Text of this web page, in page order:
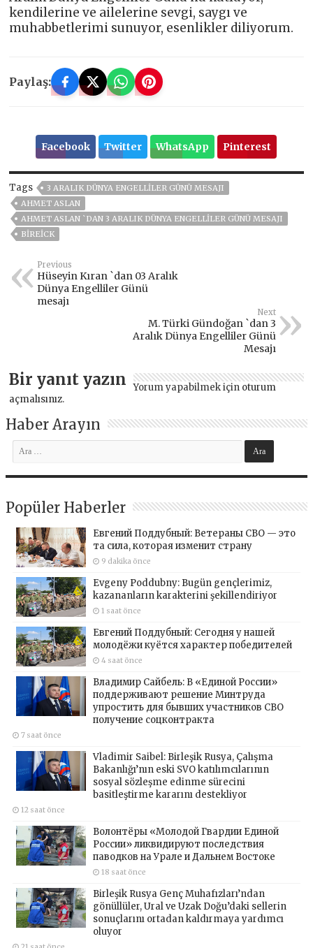
kendilerine ve ailelerine sevgi, saygı ve
muhabbetlerimi sunuyor, esenlikler diliyorum.
Paylaş:
Facebook Twitter WhatsApp Pinterest
Tags
3 ARALIK DÜNYA ENGELLILER GÜNÜ MESAJI
AHMET ASLAN
AHMET ASLAN `DAN 3 ARALIK DÜNYA ENGELLILER GÜNÜ MESAJI
BIREICK
Previous
Hüseyin Kıran `dan 03 Aralık
Dünya Engelliler Günü
mesajı
Next
M. Türki Gündoğan `dan 3
Aralık Dünya Engelliler Günü
Mesajı
Bir yanıt yazın Yorum yapabilmek için oturum
açmalısınız.
Haber Arayın
Popüler Haberler
Евгений Поддубный: Ветераны СВО — это
та сила, которая изменит страну
9 dakika önce
Evgeny Poddubny: Bugün gençlerimiz,
kazananların karakterini şekillendiriyor
1 saat önce
Евгений Поддубный: Сегодня у нашей
молодёжи куётся характер победителей
4 saat önce
Владимир Сайбель: В «Единой России»
поддерживают решение Минтруда
упростить для бывших участников СВО
получение соцконтракта
7 saat önce
Vladimir Saibel: Birleşik Rusya, Çalışma
Bakanlığı’nın eski SVO katılımcılarının
sosyal sözleşme edinme sürecini
basitleştirme kararını destekliyor
12 saat önce
Волонтёры «Молодой Гвардии Единой
России» ликвидируют последствия
паводков на Урале и Дальнем Востоке
18 saat önce
Birleşik Rusya Genç Muhafızları’ndan
gönüllüler, Ural ve Uzak Doğu’daki sellerin
sonuçlarını ortadan kaldırmaya yardımcı
oluyor